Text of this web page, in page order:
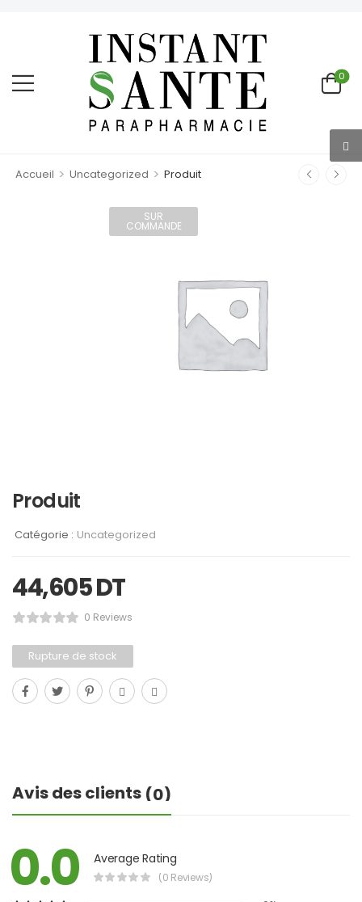
0
Accueil > Uncategorized > Produit
SUR
COMMANDE
Produit
Catégorie : Uncategorized
44,605DT
0 Reviews
Rupture de stock
Avis des clients (0)
0.0 Average Rating
(0 Reviews)